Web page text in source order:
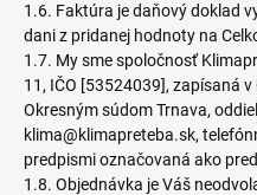
1.6. Faktúra je daňový doklad
dani z pridanej hodnoty na
1.7. My sme spoločnosť
11, IČO [53524039], zapísaná
Okresným súdom Trnava,
klima@klimapreteba.sk,
predpismi označovaná ako
1.8. Objednávka je Váš